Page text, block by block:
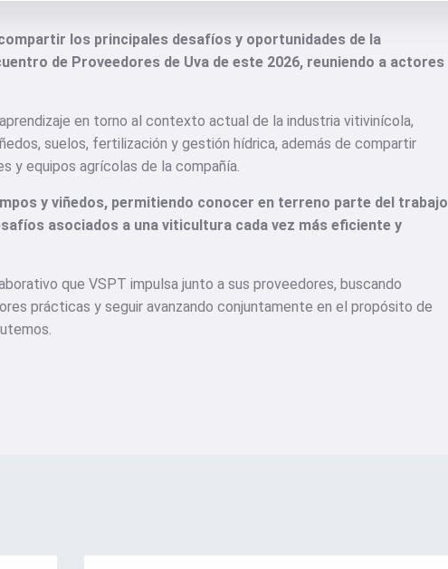
los principales desafíos y oportunidades de la
de Proveedores de Uva de este 2026, reuniendo a actores
en torno al contexto actual de la industria vitivinícola,
suelos, fertilización y gestión hídrica, además de compartir
y equipos agrícolas de la compañía.
y viñedos, permitiendo conocer en terreno parte del trabajo
asociados a una viticultura cada vez más eficiente y
que VSPT impulsa junto a sus proveedores, buscando
prácticas y seguir avanzando conjuntamente en el propósito de